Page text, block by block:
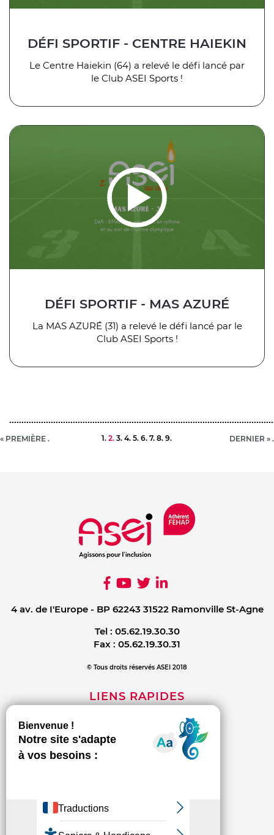
DÉFI SPORTIF - CENTRE HAIEKIN
Le Centre Haiekin (64) a relevé le défi lancé par
le Club ASEI Sports !
DÉFI SPORTIF - MAS AZURÉ
La MAS AZURÉ (31) a relevé le défi lancé par le
Club ASEI Sports !
Pagination
PREMIÈRE
« PREMIÈRE Page
1 Page
2 Page
3 Page
4 Page
5 Page
6 Page
7 Page
8 Page
9
DERNIÈRE
DERNIER »
4 av. de I'Europe - BP 62243 31522 Ramonville St-Agne
Tel : 05.62.19.30.30
Fax : 05.62.19.30.31
© Tous droits réservés ASEI 2018
LIENS RAPIDES
Politique de confidentialité
L'association